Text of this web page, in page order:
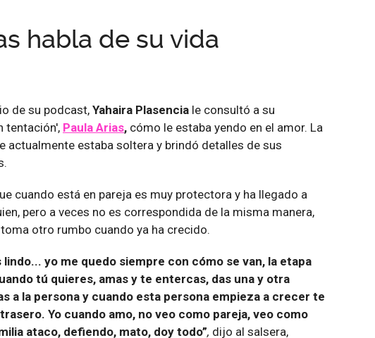
habla de su vida
de su podcast, Yahaira Plasencia le consultó a su
tentación', Paula Arias, cómo le estaba yendo en el amor. La
actualmente estaba soltera y brindó detalles de sus
cuando está en pareja es muy protectora y ha llegado a
pero a veces no es correspondida de la misma manera,
otro rumbo cuando ya ha crecido.
lindo... yo me quedo siempre con cómo se van, la etapa
tú quieres, amas y te entercas, das una y otra
a la persona y cuando esta persona empieza a crecer te
Yo cuando amo, no veo como pareja, veo como
ataco, defiendo, mato, doy todo”, dijo al salsera,